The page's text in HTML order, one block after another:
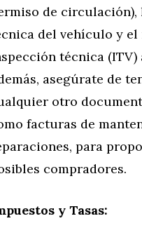
de circulación),
del vehículo y el
técnica (ITV)
asegúrate de
otro
facturas de
para
compradores.
y Tasas: